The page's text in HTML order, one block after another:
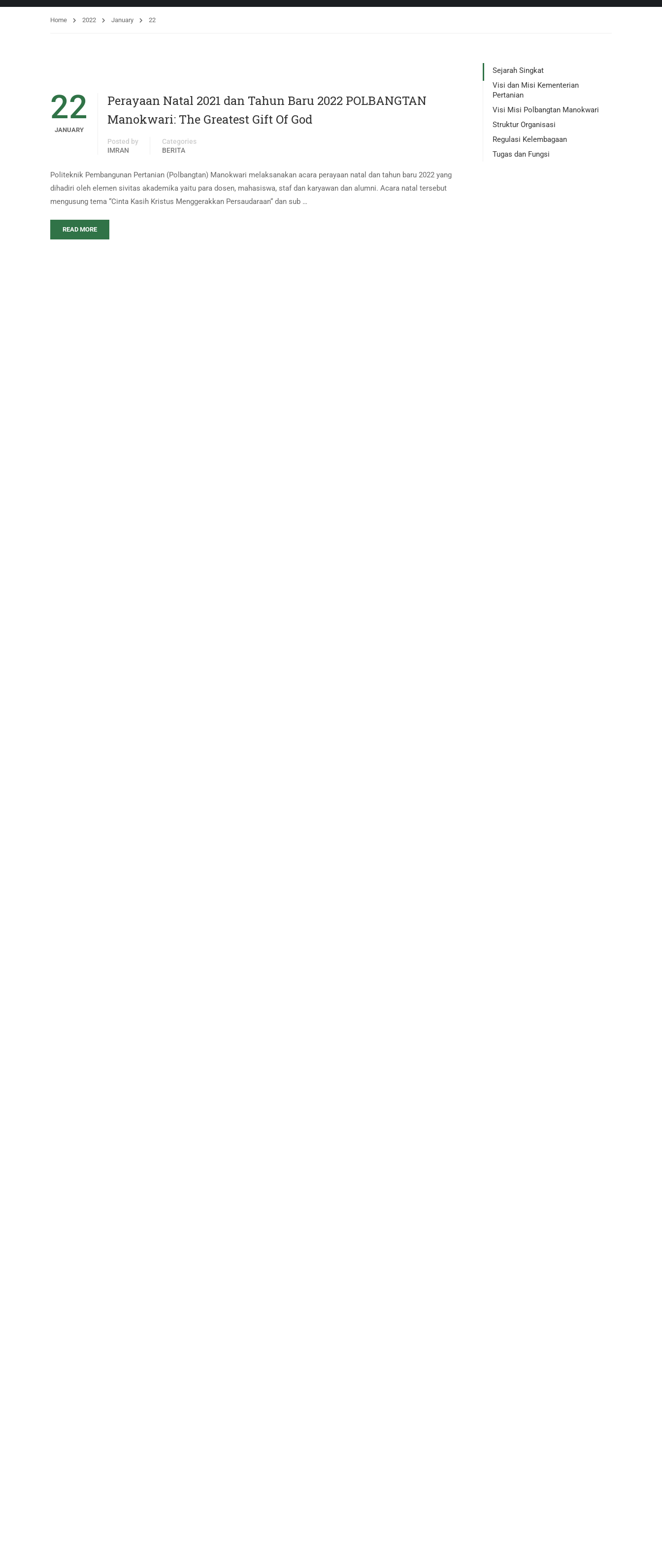
Home 2022 January 22
22
JANUARY
Perayaan Natal 2021 dan Tahun Baru 2022 POLBANGTAN
Manokwari: The Greatest Gift Of God
Posted by
IMRAN
Categories
BERITA
Politeknik Pembangunan Pertanian (Polbangtan) Manokwari melaksanakan acara perayaan natal dan tahun baru 2022 yang
dihadiri oleh elemen sivitas akademika yaitu para dosen, mahasiswa, staf dan karyawan dan alumni. Acara natal tersebut
mengusung tema “Cinta Kasih Kristus Menggerakkan Persaudaraan“ dan sub …
READ MORE
Sejarah Singkat
Visi dan Misi Kementerian
Pertanian
Visi Misi Polbangtan Manokwari
Struktur Organisasi
Regulasi Kelembagaan
Tugas dan Fungsi